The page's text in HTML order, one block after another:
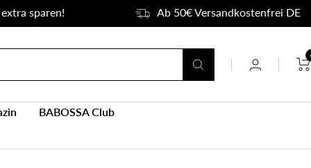
sparen! Ab 50€ Versandkostenfrei DE
BABOSSA Club